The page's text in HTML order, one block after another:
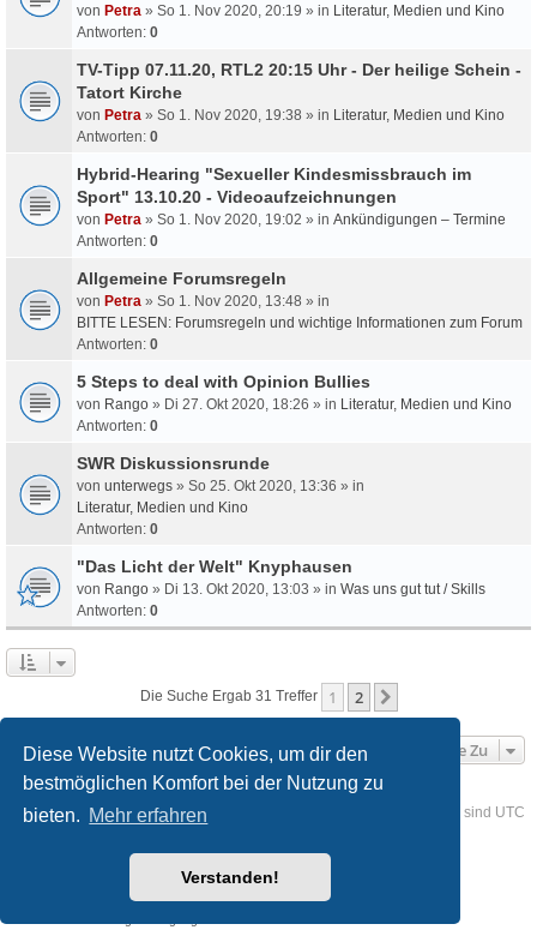
Diese Website nutzt Cookies, um dir den
bestmöglichen Komfort bei der Nutzung zu
bieten. Mehr erfahren
Verstanden!
von Petra » So 1. Nov 2020, 20:19 » in Literatur, Medien und Kino
Antworten: 0
TV-Tipp 07.11.20, RTL2 20:15 Uhr - Der heilige Schein -
Tatort Kirche
von Petra » So 1. Nov 2020, 19:38 » in Literatur, Medien und Kino
Antworten: 0
Hybrid-Hearing "Sexueller Kindesmissbrauch im
Sport" 13.10.20 - Videoaufzeichnungen
von Petra » So 1. Nov 2020, 19:02 » in Ankündigungen – Termine
Antworten: 0
Allgemeine Forumsregeln
von Petra » So 1. Nov 2020, 13:48 » in
BITTE LESEN: Forumsregeln und wichtige Informationen zum Forum
Antworten: 0
5 Steps to deal with Opinion Bullies
von Rango » Di 27. Okt 2020, 18:26 » in Literatur, Medien und Kino
Antworten: 0
SWR Diskussionsrunde
von unterwegs » So 25. Okt 2020, 13:36 » in
Literatur, Medien und Kino
Antworten: 0
"Das Licht der Welt" Knyphausen
von Rango » Di 13. Okt 2020, 13:03 » in Was uns gut tut / Skills
Antworten: 0
Die Suche Ergab 31 Treffer 1 2
Gehe Zu
Foren-Übersicht Kontakt Alle Zeiten sind UTC
® Forum Software © phpBB Limited
phpBB.de
created by INVENTEA & v12mike